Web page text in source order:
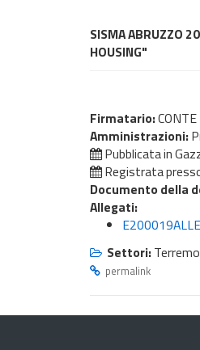
SISMA ABRUZZO
HOUSING"
Firmatario:CONTE
Amministrazioni:
Pubblicata in
Registrata
Documento della
Allegati:
Settori:
permalink